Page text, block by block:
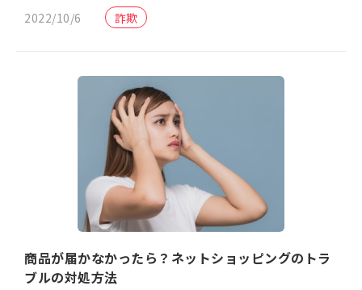
2022/10/6 詐欺
商品が届かなかったら？ネットショッピングのトラ
ブルの対処方法